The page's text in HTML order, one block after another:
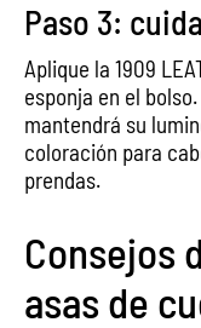
Paso 3:
Aplique la 1909
esponja en el
mantendrá su
coloración para
prendas.
Consejos
asas de